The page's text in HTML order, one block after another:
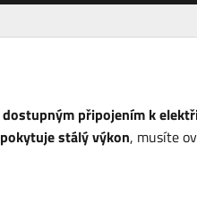
dostupným připojením k
pokytuje stálý výkon, musíte